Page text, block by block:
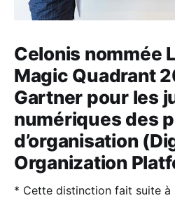
Celonis nommée
Magic Quadrant
Gartner pour les
numériques des
d’organisation
Organization
* Cette distinction fait suite à